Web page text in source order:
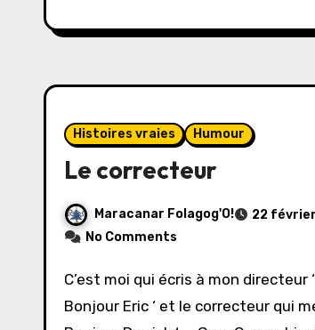
Histoires vraies Humour
Le correcteur
Maracanar Folagog'O!
22
No Comments
C’est moi qui écris à mon directeur ‘
Bonjour Eric ‘ et le correcteur qui